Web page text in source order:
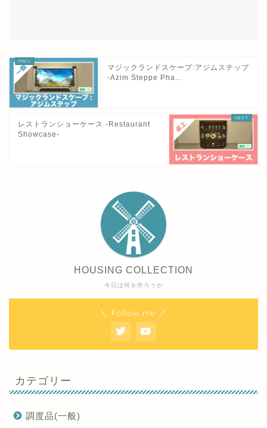
マジックランドスケープ:アジムステップ
-Azim Steppe Pha...
レストランショーケース -Restaurant
Showcase-
今日は何を作ろうか
HOUSING COLLECTION
＼ Follow me ／
カテゴリー
調度品(一般)